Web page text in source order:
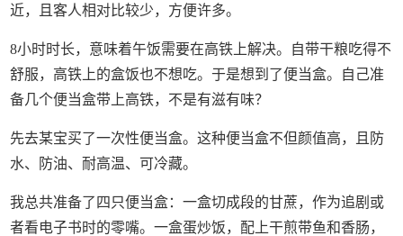
近，且客人相对比较少，方便许多。
8小时时长，意味着午饭需要在高铁上解决。自带干粮吃得不
舒服，高铁上的盒饭也不想吃。于是想到了便当盒。自己准
备几个便当盒带上高铁，不是有滋有味？
先去某宝买了一次性便当盒。这种便当盒不但颜值高，且防
水、防油、耐高温、可冷藏。
我总共准备了四只便当盒：一盒切成段的甘蔗，作为追剧或
者看电子书时的零嘴。一盒蛋炒饭，配上干煎带鱼和香肠，